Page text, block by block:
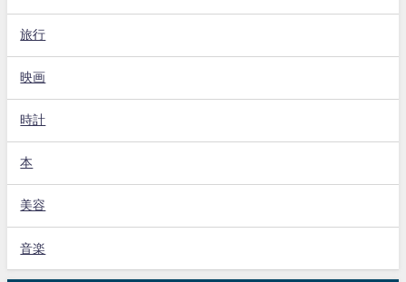
旅行
映画
時計
本
美容
音楽